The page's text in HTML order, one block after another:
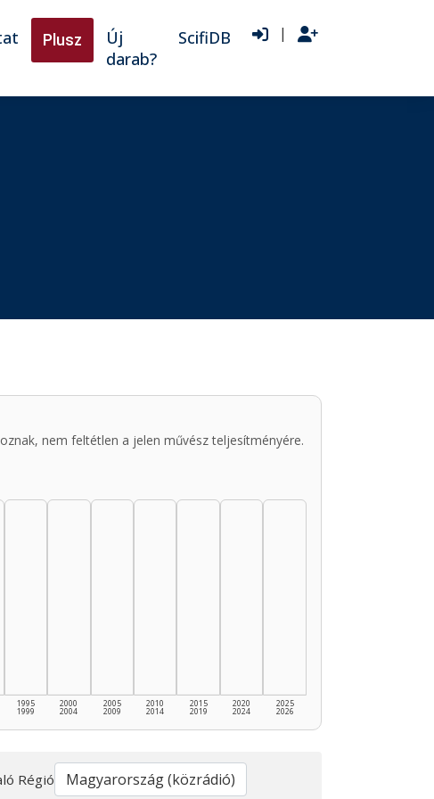
Plusz
Új
darab?
ScifiDB |
nem feltétlen a jelen művész teljesítményére.
1995
1999
2000
2004
2005
2009
2010
2014
2015
2019
2020
2024
2025
2026
Régió